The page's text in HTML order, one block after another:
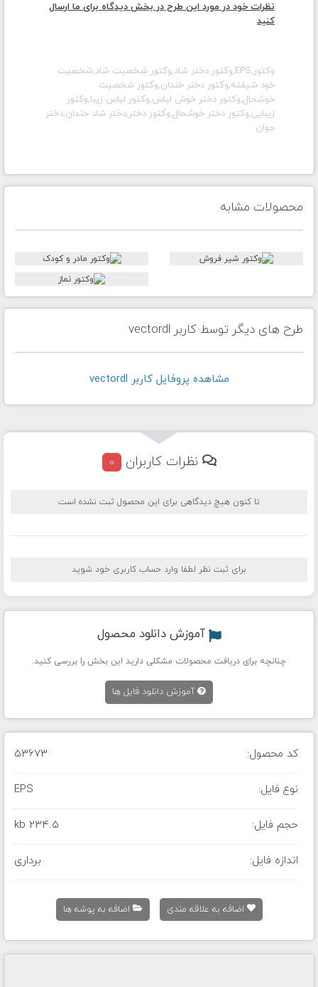
نظرات خود در مورد این طرح در بخش دیدگاه برای ما ارسال
کنید
وکتور,EPS,وکتور دختر شاد,وکتور شخصیت شاد,شخصیت
خود شیفته,وکتور دختر خندان,وکتور شخصیت
خوشحال,وکتور دختر خوش لباس,وکتور لباس زیبا,وکتور
زیبایی,وکتور دختر خوشحال,وکتور دختر,دختر شاد خندان,دختر
جوان
محصولات مشابه
طرح های دیگر توسط کاربر vectordl
مشاهده پروفايل کاربر vectordl
نظرات کاربران 0
تا کنون هیچ دیدگاهی برای این محصول ثبت نشده است
برای ثبت نظر لطفا وارد حساب کاربری خود شوید
آموزش دانلود محصول
چنانچه برای دریافت محصولات مشکلی دارید این بخش را بررسی کنید.
آموزش دانلود فایل ها
کد محصول: 53673
نوع فایل: EPS
حجم فایل: 234.5 kb
اندازه فایل: برداری
اضافه به علاقه مندی اضافه به پوشه ها